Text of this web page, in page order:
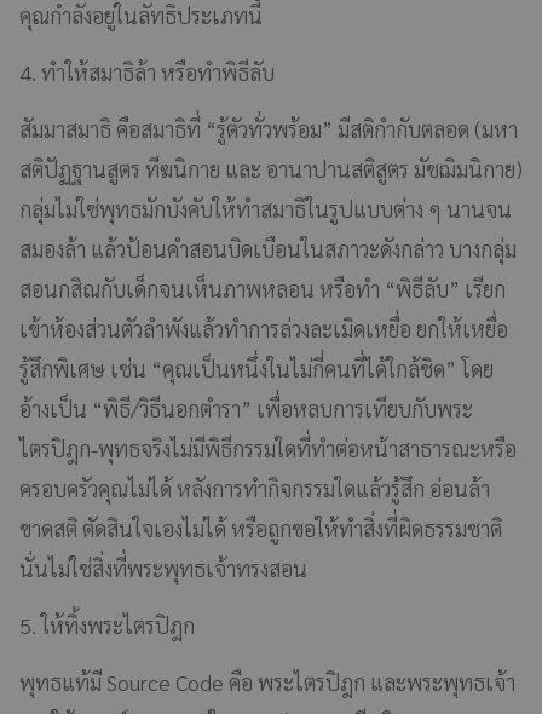
คุณกำลังอยู่ในลัทธิประเภทนี้
4. ทำให้สมาธิล้า หรือทำพิธีลับ
สัมมาสมาธิ คือสมาธิที่ “รู้ตัวทั่วพร้อม” มีสติกำกับตลอด (มหา
สติปัฏฐานสูตร ทีฆนิกาย และ อานาปานสติสูตร มัชฌิมนิกาย)
กลุ่มไม่ใช่พุทธมักบังคับให้ทำสมาธิในรูปแบบต่าง ๆ นานจน
สมองล้า แล้วป้อนคำสอนบิดเบือนในสภาวะดังกล่าว บางกลุ่ม
สอนกสิณกับเด็กจนเห็นภาพหลอน หรือทำ “พิธีลับ” เรียก
เข้าห้องส่วนตัวลำพังแล้วทำการล่วงละเมิดเหยื่อ ยกให้เหยื่อ
รู้สึกพิเศษ เช่น “คุณเป็นหนึ่งในไม่กี่คนที่ได้ใกล้ชิด” โดย
อ้างเป็น “พิธี/วิธีนอกตำรา” เพื่อหลบการเทียบกับพระ
ไตรปิฎก-พุทธจริงไม่มีพิธีกรรมใดที่ทำต่อหน้าสาธารณะหรือ
ครอบครัวคุณไม่ได้ หลังการทำกิจกรรมใดแล้วรู้สึก อ่อนล้า
ขาดสติ ตัดสินใจเองไม่ได้ หรือถูกขอให้ทำสิ่งที่ผิดธรรมชาติ
นั่นไม่ใช่สิ่งที่พระพุทธเจ้าทรงสอน
5. ให้ทิ้งพระไตรปิฎก
พุทธแท้มี Source Code คือ พระไตรปิฎก และพระพุทธเจ้า